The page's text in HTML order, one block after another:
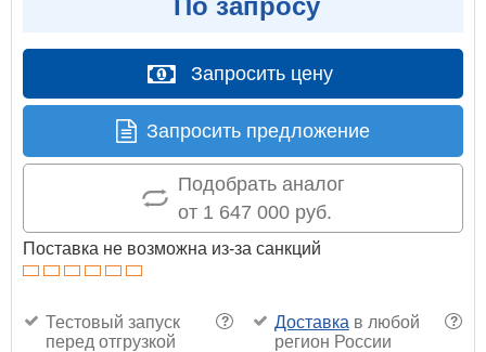
Запросить цену
Запросить предложение
Подобрать аналог
от 1 647 000 руб.
Поставка не возможна из-за санкций
?
Тестовый запуск
перед отгрузкой
?
Доставка в любой
регион России